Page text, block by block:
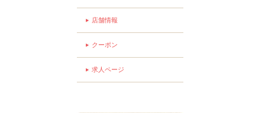
店舗情報
クーポン
求人ページ